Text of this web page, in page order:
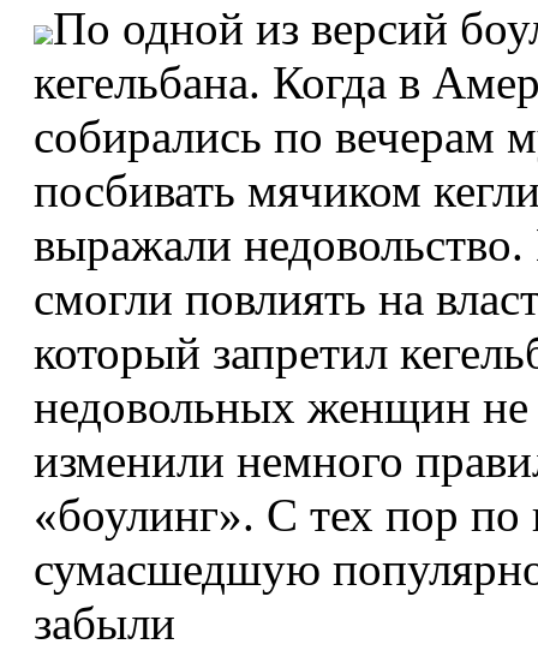
По одной из версий
кегельбана. Когда в
собирались по вечерам
посбивать мячиком
выражали
смогли повлиять на
который запретил
недовольных женщин не
изменили немного
«боулинг». С тех пор
сумасшедшую
забыли